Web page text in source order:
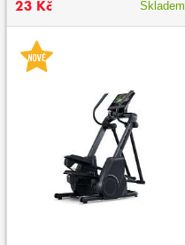
23 Kč Skladem